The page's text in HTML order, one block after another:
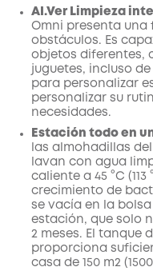
AI.Ver Limpieza
Omni
presenta una
obstáculos. Es
objetos diferentes,
juguetes, incluso
para personalizar
personalizar su
necesidades.
Estación todo en
las almohadillas
lavan con agua
caliente a 45 °C
crecimiento de
se vacía en la
estación, que solo
2 meses. El tanque
proporciona
casa de 150 m2